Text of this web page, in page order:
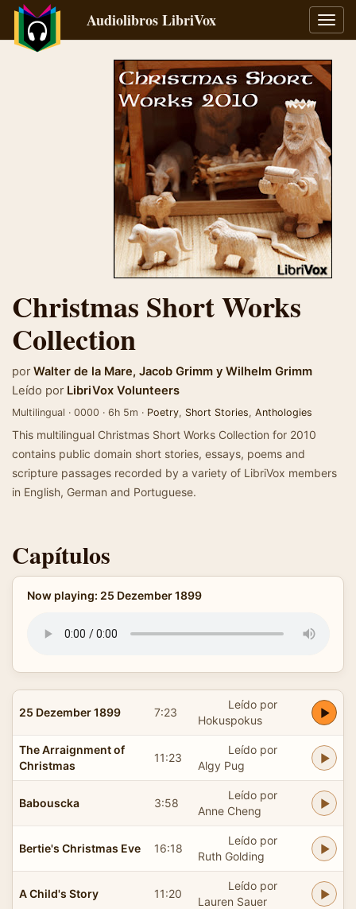
Audiolibros LibriVox
Christmas Short Works
Collection
por Walter de la Mare, Jacob Grimm y Wilhelm Grimm
Leído por LibriVox Volunteers
Multilingual · 0000 · 6h 5m · Poetry, Short Stories, Anthologies
This multilingual Christmas Short Works Collection for 2010
contains public domain short stories, essays, poems and
scripture passages recorded by a variety of LibriVox members
in English, German and Portuguese.
Capítulos
Now playing: 25 Dezember 1899
25 Dezember 1899 7:23
Leído por
Hokuspokus
The Arraignment of
Christmas
11:23
Leído por
Algy Pug
Babouscka 3:58
Leído por
Anne Cheng
Bertie's Christmas Eve 16:18
Leído por
Ruth Golding
A Child's Story 11:20
Leído por
Lauren Sauer